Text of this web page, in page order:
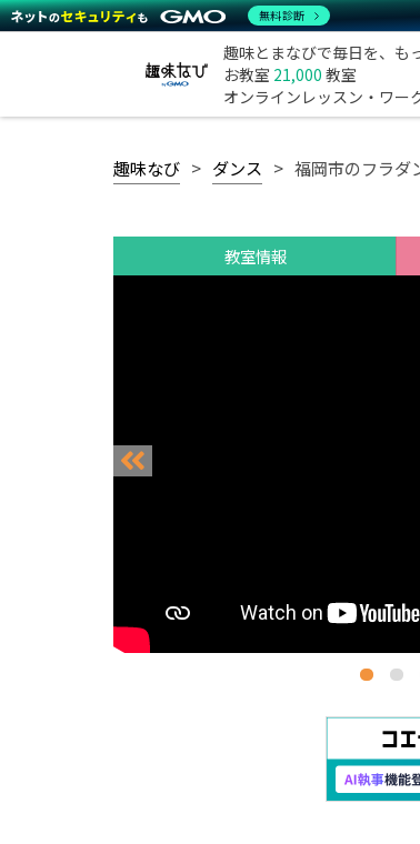
趣味とまなびで毎日を、も
お教室 21,000 教室
オンラインレッスン・ワー
趣味なび ダンス 福岡市のフラダ
教室情報
無料診断